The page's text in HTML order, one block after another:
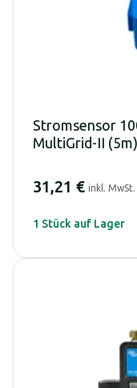
Stromsensor
MultiGrid-II
31,21 € inkl. MwSt.
1 Stück auf Lager